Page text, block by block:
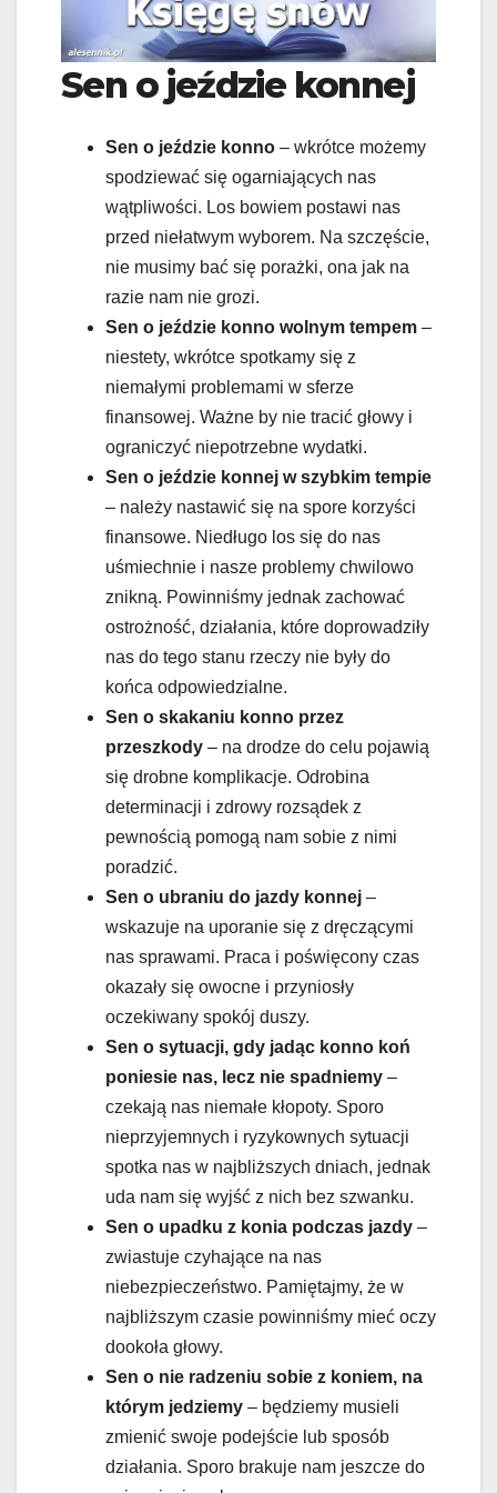
Sen o jeździe konnej
Sen o jeździe konno – wkrótce możemy
spodziewać się ogarniających nas
wątpliwości. Los bowiem postawi nas
przed niełatwym wyborem. Na szczęście,
nie musimy bać się porażki, ona jak na
razie nam nie grozi.
Sen o jeździe konno wolnym tempem –
niestety, wkrótce spotkamy się z
niemałymi problemami w sferze
finansowej. Ważne by nie tracić głowy i
ograniczyć niepotrzebne wydatki.
Sen o jeździe konnej w szybkim tempie
– należy nastawić się na spore korzyści
finansowe. Niedługo los się do nas
uśmiechnie i nasze problemy chwilowo
znikną. Powinniśmy jednak zachować
ostrożność, działania, które doprowadziły
nas do tego stanu rzeczy nie były do
końca odpowiedzialne.
Sen o skakaniu konno przez
przeszkody – na drodze do celu pojawią
się drobne komplikacje. Odrobina
determinacji i zdrowy rozsądek z
pewnością pomogą nam sobie z nimi
poradzić.
Sen o ubraniu do jazdy konnej –
wskazuje na uporanie się z dręczącymi
nas sprawami. Praca i poświęcony czas
okazały się owocne i przyniosły
oczekiwany spokój duszy.
Sen o sytuacji, gdy jadąc konno koń
poniesie nas, lecz nie spadniemy –
czekają nas niemałe kłopoty. Sporo
nieprzyjemnych i ryzykownych sytuacji
spotka nas w najbliższych dniach, jednak
uda nam się wyjść z nich bez szwanku.
Sen o upadku z konia podczas jazdy –
zwiastuje czyhające na nas
niebezpieczeństwo. Pamiętajmy, że w
najbliższym czasie powinniśmy mieć oczy
dookoła głowy.
Sen o nie radzeniu sobie z koniem, na
którym jedziemy – będziemy musieli
zmienić swoje podejście lub sposób
działania. Sporo brakuje nam jeszcze do